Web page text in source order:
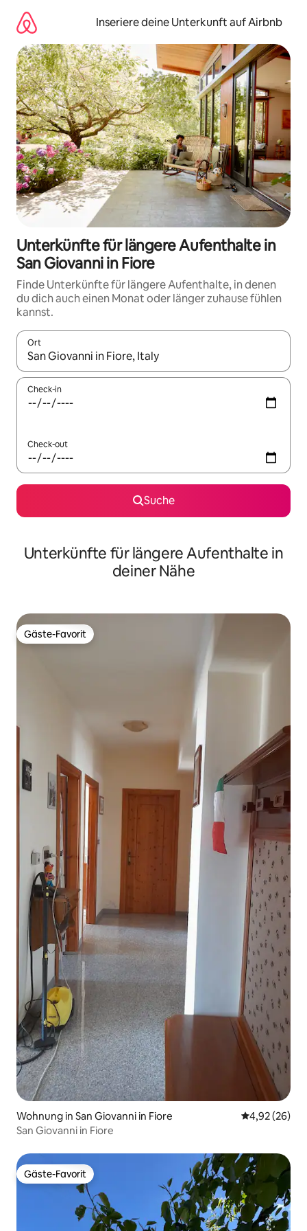
Inhalten
springen
Inseriere deine Unterkunft auf Airbnb
Unterkünfte für längere Aufenthalte in
San Giovanni in Fiore
Finde Unterkünfte für längere Aufenthalte, in denen
du dich auch einen Monat oder länger zuhause fühlen
kannst.
Ort
Wenn Ergebnisse verfügbar sind, navigiere mit den
Check-in
Check-out
Suche
Unterkünfte für längere Aufenthalte in
deiner Nähe
Gäste-Favorit
Gäste-Favorit
Wohnung in San Giovanni in Fiore
4,92 (26)
San Giovanni in Fiore
Gäste-Favorit
Gäste-Favorit